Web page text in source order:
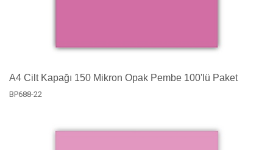
A4 Cilt Kapağı 150 Mikron Opak Pembe 100'lü Paket
BP688-22